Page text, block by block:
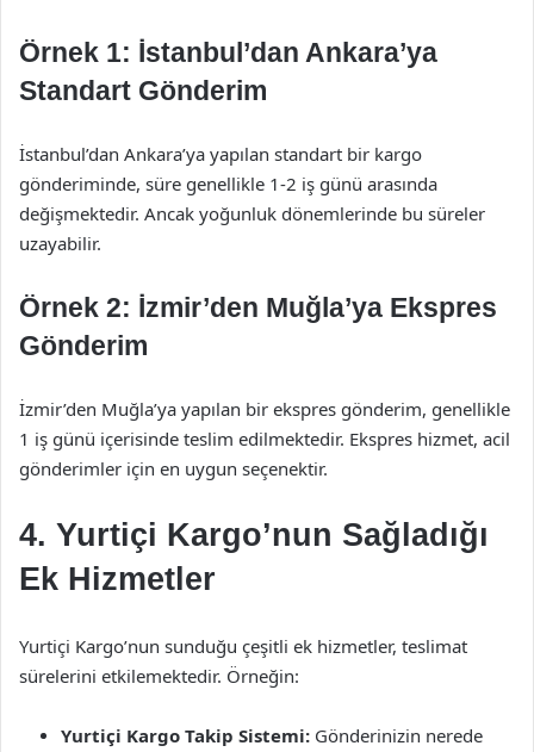
Örnek 1: İstanbul’dan Ankara’ya
Standart Gönderim
İstanbul’dan Ankara’ya yapılan standart bir kargo
gönderiminde, süre genellikle 1-2 iş günü arasında
değişmektedir. Ancak yoğunluk dönemlerinde bu süreler
uzayabilir.
Örnek 2: İzmir’den Muğla’ya Ekspres
Gönderim
İzmir’den Muğla’ya yapılan bir ekspres gönderim, genellikle
1 iş günü içerisinde teslim edilmektedir. Ekspres hizmet, acil
gönderimler için en uygun seçenektir.
4. Yurtiçi Kargo’nun Sağladığı
Ek Hizmetler
Yurtiçi Kargo’nun sunduğu çeşitli ek hizmetler, teslimat
sürelerini etkilemektedir. Örneğin:
Yurtiçi Kargo Takip Sistemi: Gönderinizin nerede